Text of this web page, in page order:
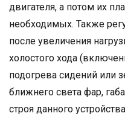
двигателя, а потом их
необходимых. Также
после увеличения
холостого хода
подогрева сидений или
ближнего света фар,
строя данного